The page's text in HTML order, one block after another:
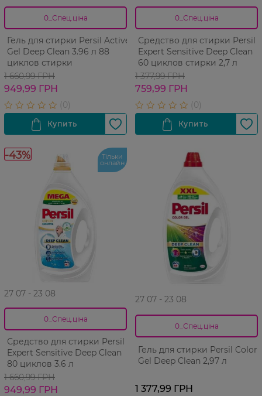
0_Спец.ціна
Гель для стирки Persil Active
Gel Deep Clean 3.96 л 88
циклов стирки
1 660,99 ГРН
949,99 ГРН
0_Спец.ціна
Средство для стирки Persil
Expert Sensitive Deep Clean
60 циклов стирки 2,7 л
1 377,99 ГРН
759,99 ГРН
-43% Тільки
онлайн
27 07 - 23 08
0_Спец.ціна
Средство для стирки Persil
Expert Sensitive Deep Clean
80 циклов 3.6 л
1 660,99 ГРН
949,99 ГРН
27 07 - 23 08
0_Спец.ціна
Гель для стирки Persil Color
Gel Deep Clean 2,97 л
1 377,99 ГРН